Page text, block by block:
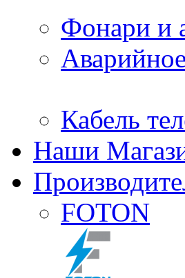
Фонари и
Кабель
Наши
FOTON